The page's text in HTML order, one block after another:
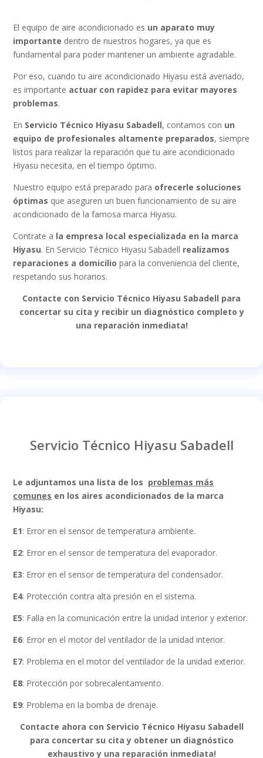
El equipo de aire acondicionado es un aparato muy
importante dentro de nuestros hogares, ya que es
fundamental para poder mantener un ambiente agradable.
Por eso, cuando tu aire acondicionado Hiyasu está averiado,
es importante actuar con rapidez para evitar mayores
problemas.
En Servicio Técnico Hiyasu Sabadell, contamos con un
equipo de profesionales altamente preparados, siempre
listos para realizar la reparación que tu aire acondicionado
Hiyasu necesita, en el tiempo óptimo.
Nuestro equipo está preparado para ofrecerle soluciones
óptimas que aseguren un buen funcionamiento de su aire
acondicionado de la famosa marca Hiyasu.
Contrate a la empresa local especializada en la marca
Hiyasu. En Servicio Técnico Hiyasu Sabadell realizamos
reparaciones a domicilio para la conveniencia del cliente,
respetando sus horarios.
Contacte con Servicio Técnico Hiyasu Sabadell para
concertar su cita y recibir un diagnóstico completo y
una reparación inmediata!
Servicio Técnico Hiyasu Sabadell
Le adjuntamos una lista de los problemas más
comunes en los aires acondicionados de la marca
Hiyasu:
E1: Error en el sensor de temperatura ambiente.
E2: Error en el sensor de temperatura del evaporador.
E3: Error en el sensor de temperatura del condensador.
E4: Protección contra alta presión en el sistema.
E5: Falla en la comunicación entre la unidad interior y exterior.
E6: Error en el motor del ventilador de la unidad interior.
E7: Problema en el motor del ventilador de la unidad exterior.
E8: Protección por sobrecalentamiento.
E9: Problema en la bomba de drenaje.
Contacte ahora con Servicio Técnico Hiyasu Sabadell
para concertar su cita y obtener un diagnóstico
exhaustivo y una reparación inmediata!